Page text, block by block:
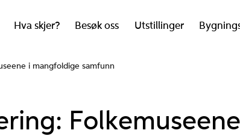
Hva skjer? Besøk oss Utstillinger
i mangfoldige samfunn